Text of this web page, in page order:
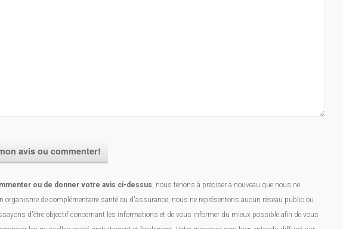
ou de donner votre avis ci-dessus, nous tenons à préciser à nouveau que nous ne
organisme de complémentaire santé ou d'assurance, nous ne représentons aucun réseau public ou
d'être objectif concernant les informations et de vous informer du mieux possible afin de vous